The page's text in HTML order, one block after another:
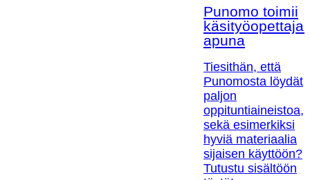
Punomo toimii
apuna
Tiesithän, että
Punomosta löydät
paljon
oppituntiaineistoa,
sekä esimerkiksi
hyviä materiaalia
sijaisen käyttöön?
Tutustu sisältöön